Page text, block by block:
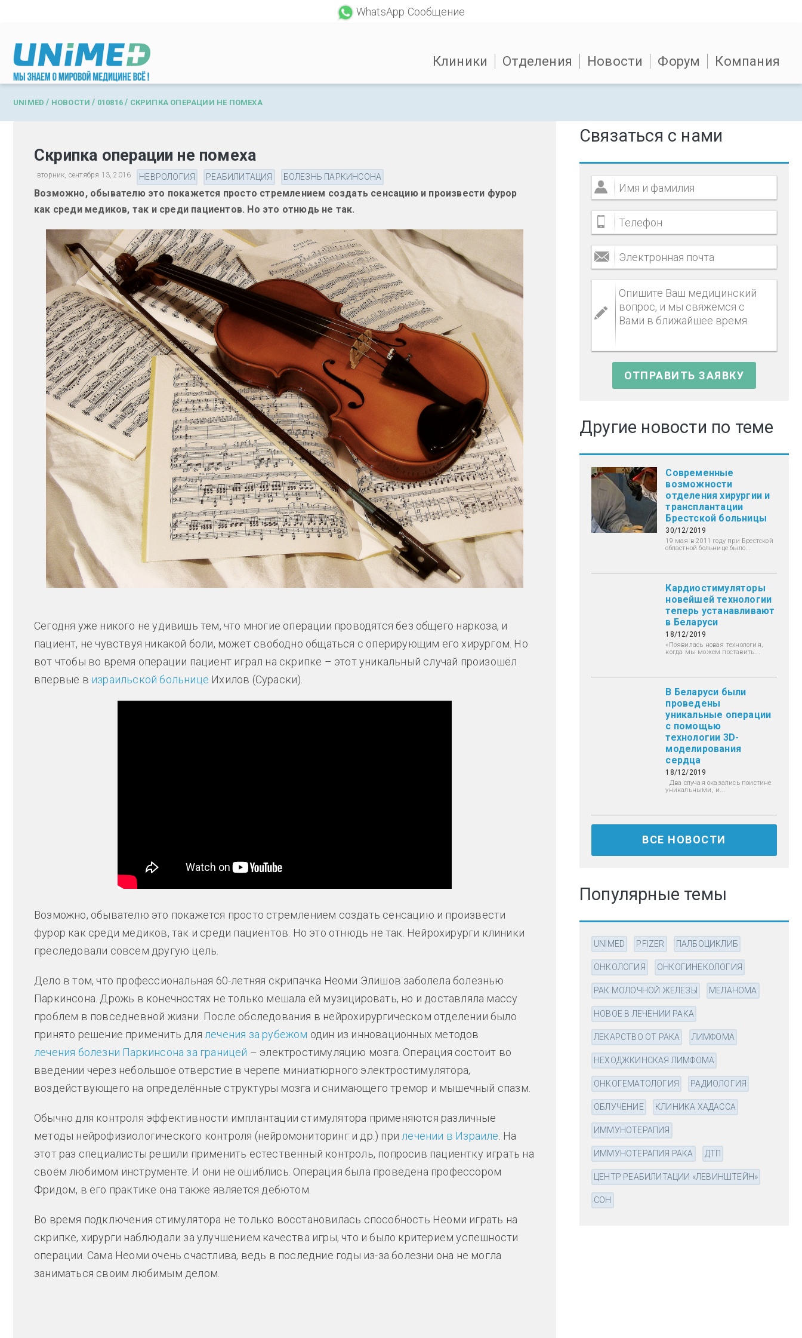
WhatsApp Сообщение
Клиники Отделения Новости Форум Компания
UNIMED / НОВОСТИ / 010816 / СКРИПКА ОПЕРАЦИИ НЕ ПОМЕХА
Скрипка операции не помеха
вторник, сентября 13, 2016 НЕВРОЛОГИЯ РЕАБИЛИТАЦИЯ БОЛЕЗНЬ ПАРКИНСОНА
Возможно, обывателю это покажется просто стремлением создать сенсацию и произвести фурор
как среди медиков, так и среди пациентов. Но это отнюдь не так.
Сегодня уже никого не удивишь тем, что многие операции проводятся без общего наркоза, и
пациент, не чувствуя никакой боли, может свободно общаться с оперирующим его хирургом. Но
вот чтобы во время операции пациент играл на скрипке – этот уникальный случай произошёл
впервые в израильской больнице Ихилов (Сураски).
Возможно, обывателю это покажется просто стремлением создать сенсацию и произвести
фурор как среди медиков, так и среди пациентов. Но это отнюдь не так. Нейрохирурги клиники
преследовали совсем другую цель.
Дело в том, что профессиональная 60-летняя скрипачка Неоми Элишов заболела болезнью
Паркинсона. Дрожь в конечностях не только мешала ей музицировать, но и доставляла массу
проблем в повседневной жизни. После обследования в нейрохирургическом отделении было
принято решение применить для лечения за рубежом один из инновационных методов
лечения болезни Паркинсона за границей – электростимуляцию мозга. Операция состоит во
введении через небольшое отверстие в черепе миниатюрного электростимулятора,
воздействующего на определённые структуры мозга и снимающего тремор и мышечный спазм.
Обычно для контроля эффективности имплантации стимулятора применяются различные
методы нейрофизиологического контроля (нейромониторинг и др.) прилечении в Израиле. На
этот раз специалисты решили применить естественный контроль, попросив пациентку играть на
своём любимом инструменте. И они не ошиблись. Операция была проведена профессором
Фридом, в его практике она также является дебютом.
Во время подключения стимулятора не только восстановилась способность Неоми играть на
скрипке, хирурги наблюдали за улучшением качества игры, что и было критерием успешности
операции. Сама Неоми очень счастлива, ведь в последние годы из-за болезни она не могла
заниматься своим любимым делом.
Связаться с нами
Другие новости по теме
Современные
возможности
отделения хирургии и
трансплантации
Брестской больницы
30/12/2019
19 мая в 2011 году при Брестской
областной больнице было...
Кардиостимуляторы
новейшей технологии
теперь устанавливают
в Беларуси
18/12/2019
«Появилась новая технология,
когда мы можем поставить...
В Беларуси были
проведены
уникальные операции
с помощью
технологии 3D-
моделирования
сердца
18/12/2019
Два случая оказались поистине
уникальными, и...
ВСЕ НОВОСТИ
Популярные темы
UNIMED PFIZER ПАЛБОЦИКЛИБ
ОНКОЛОГИЯ ОНКОГИНЕКОЛОГИЯ
РАК МОЛОЧНОЙ ЖЕЛЕЗЫ МЕЛАНОМА
НОВОЕ В ЛЕЧЕНИИ РАКА
ЛЕКАРСТВО ОТ РАКА ЛИМФОМА
НЕХОДЖКИНСКАЯ ЛИМФОМА
ОНКОГЕМАТОЛОГИЯ РАДИОЛОГИЯ
ОБЛУЧЕНИЕ КЛИНИКА ХАДАССА
ИММУНОТЕРАПИЯ
ИММУНОТЕРАПИЯ РАКА ДТП
ЦЕНТР РЕАБИЛИТАЦИИ «ЛЕВИНШТЕЙН»
СОН